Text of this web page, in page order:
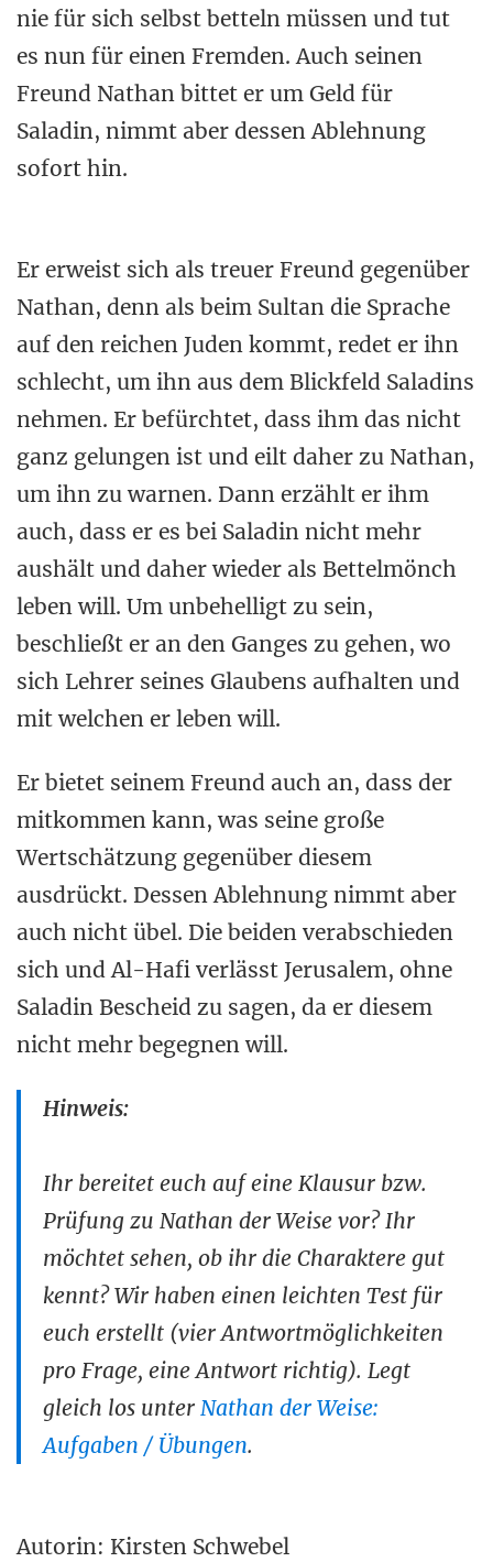
nie für sich selbst betteln müssen und tut
es nun für einen Fremden. Auch seinen
Freund Nathan bittet er um Geld für
Saladin, nimmt aber dessen Ablehnung
sofort hin.
Er erweist sich als treuer Freund gegenüber
Nathan, denn als beim Sultan die Sprache
auf den reichen Juden kommt, redet er ihn
schlecht, um ihn aus dem Blickfeld Saladins
nehmen. Er befürchtet, dass ihm das nicht
ganz gelungen ist und eilt daher zu Nathan,
um ihn zu warnen. Dann erzählt er ihm
auch, dass er es bei Saladin nicht mehr
aushält und daher wieder als Bettelmönch
leben will. Um unbehelligt zu sein,
beschließt er an den Ganges zu gehen, wo
sich Lehrer seines Glaubens aufhalten und
mit welchen er leben will.
Er bietet seinem Freund auch an, dass der
mitkommen kann, was seine große
Wertschätzung gegenüber diesem
ausdrückt. Dessen Ablehnung nimmt aber
auch nicht übel. Die beiden verabschieden
sich und Al-Hafi verlässt Jerusalem, ohne
Saladin Bescheid zu sagen, da er diesem
nicht mehr begegnen will.
Hinweis:
Ihr bereitet euch auf eine Klausur bzw.
Prüfung zu Nathan der Weise vor? Ihr
möchtet sehen, ob ihr die Charaktere gut
kennt? Wir haben einen leichten Test für
euch erstellt (vier Antwortmöglichkeiten
pro Frage, eine Antwort richtig). Legt
gleich los unter Nathan der Weise:
Aufgaben / Übungen.
Autorin: Kirsten Schwebel